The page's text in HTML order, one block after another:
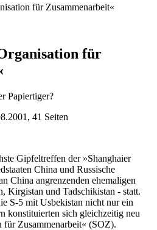
für Zusammenarbeit«
für
Papiertiger?
41 Seiten
Gipfeltreffen der »Shanghaier
China und Russische
China angrenzenden ehemaligen
Kirgistan und Tadschikistan - statt.
S-5 mit Usbekistan nicht nur ein
konstituierten sich gleichzeitig neu
für Zusammenarbeit« (SOZ).